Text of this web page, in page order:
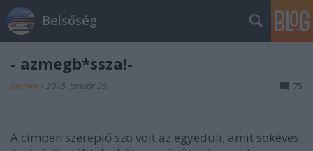
Belsőség
- azmegb*ssza!-
ommm • 2015. január 26. 75
A címben szereplő szó volt az egyedüli, amit sokéves